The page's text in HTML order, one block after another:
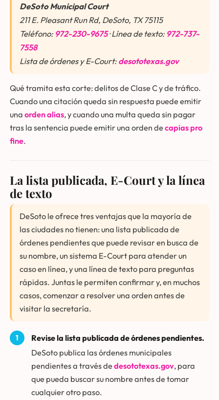
DeSoto Municipal Court
211 E. Pleasant Run Rd, DeSoto, TX 75115
Teléfono: 972-230-9675· Línea de texto: 972-737-
7558
Lista de órdenes y E-Court:desototexas.gov
Qué tramita esta corte: delitos de Clase C y de tráfico.
Cuando una citación queda sin respuesta puede emitir
una orden alias, y cuando una multa queda sin pagar
tras la sentencia puede emitir una orden decapias pro
fine.
La lista publicada, E-Court y la línea
de texto
DeSoto le ofrece tres ventajas que la mayoría de
las ciudades no tienen: una lista publicada de
órdenes pendientes que puede revisar en busca de
su nombre, un sistema E-Court para atender un
caso en línea, y una línea de texto para preguntas
rápidas. Juntas le permiten confirmar y, en muchos
casos, comenzar a resolver una orden antes de
visitar la secretaría.
Revise la lista publicada de órdenes pendientes.
DeSoto publica las órdenes municipales
pendientes a través dedesototexas.gov, para
que pueda buscar su nombre antes de tomar
cualquier otro paso.